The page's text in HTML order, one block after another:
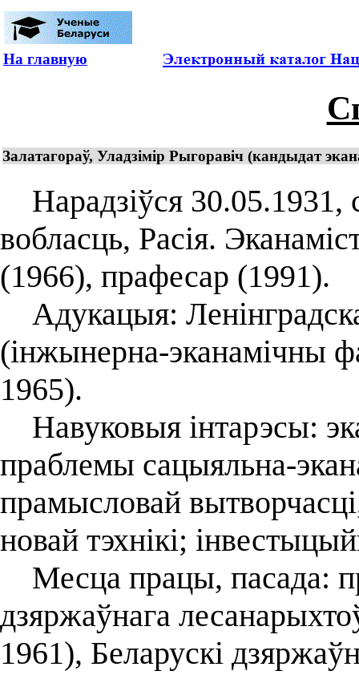
На главную
Залатагораў, Уладзімір Рыгоравіч (кандыдат
Нарадзіўся 30.05.1931,
вобласць, Расія.
(1966), прафесар (1991).
Адукацыя:
(інжынерна-эканамічны
1965).
Навуковыя інтарэсы:
праблемы сацыяльна-
прамысловай
новай тэхнікі;
Месца працы, пасада:
дзяржаўнага
1961), Беларускі